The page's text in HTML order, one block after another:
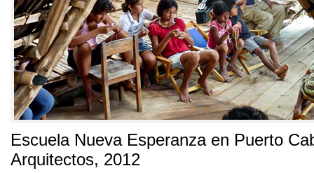
Escuela Nueva Esperanza en Puerto
Arquitectos, 2012